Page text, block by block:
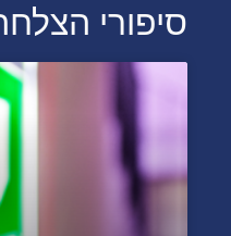
סיפורי